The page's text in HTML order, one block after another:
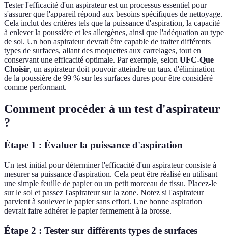
Tester l'efficacité d'un aspirateur est un processus essentiel pour
s'assurer que l'appareil répond aux besoins spécifiques de nettoyage.
Cela inclut des critères tels que la puissance d'aspiration, la capacité
à enlever la poussière et les allergènes, ainsi que l'adéquation au type
de sol. Un bon aspirateur devrait être capable de traiter différents
types de surfaces, allant des moquettes aux carrelages, tout en
conservant une efficacité optimale. Par exemple, selon UFC-Que
Choisir, un aspirateur doit pouvoir atteindre un taux d'élimination
de la poussière de 99 % sur les surfaces dures pour être considéré
comme performant.
Comment procéder à un test d'aspirateur
?
Étape 1 : Évaluer la puissance d'aspiration
Un test initial pour déterminer l'efficacité d'un aspirateur consiste à
mesurer sa puissance d'aspiration. Cela peut être réalisé en utilisant
une simple feuille de papier ou un petit morceau de tissu. Placez-le
sur le sol et passez l'aspirateur sur la zone. Notez si l'aspirateur
parvient à soulever le papier sans effort. Une bonne aspiration
devrait faire adhérer le papier fermement à la brosse.
Étape 2 : Tester sur différents types de surfaces